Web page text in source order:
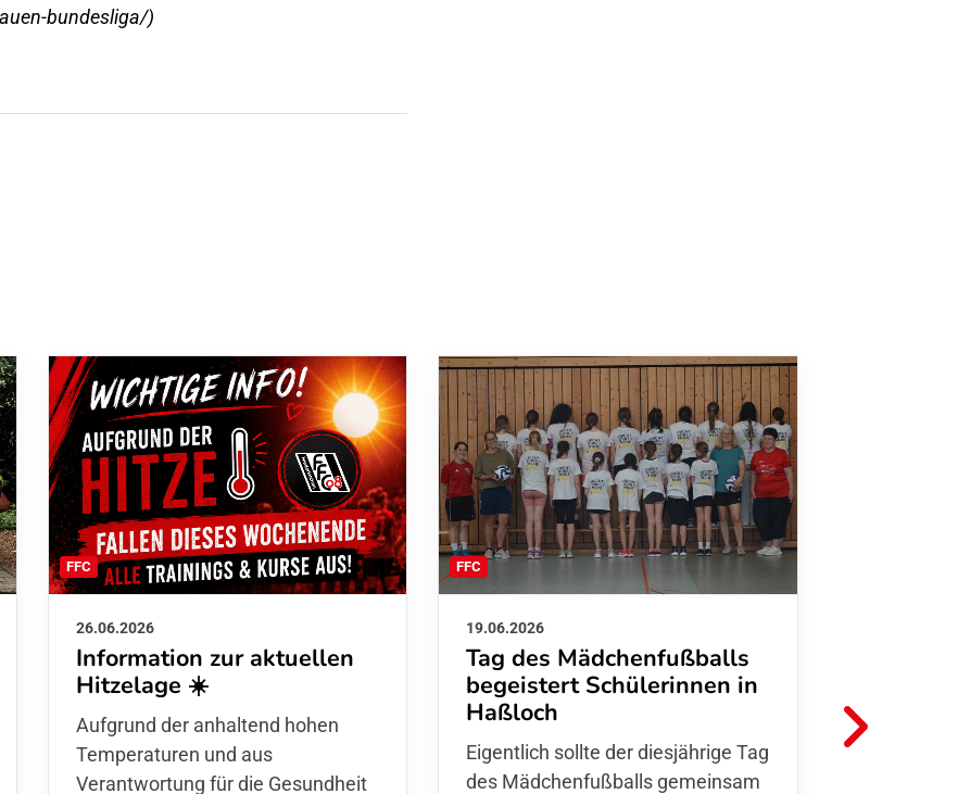
bundesliga/)
FFC
26.06.2026
Information zur aktuellen
Hitzelage ☀️
Aufgrund der anhaltend hohen
Temperaturen und aus
Verantwortung für die Gesundheit
FFC
19.06.2026
Tag des Mädchenfußballs
begeistert Schülerinnen in
Haßloch
Eigentlich sollte der diesjährige Tag
des Mädchenfußballs gemeinsam
Hoffmann